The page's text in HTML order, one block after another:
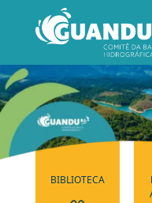
BIBLIOTECA